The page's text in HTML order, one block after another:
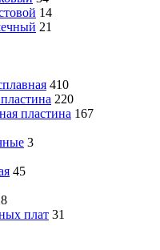
14
21
410
220
пластина 167
3
45
плат 31